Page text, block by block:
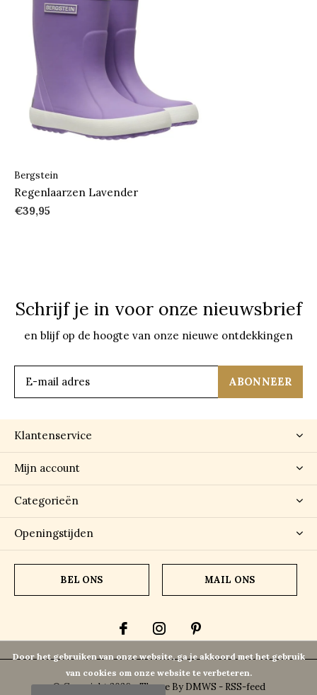
Bergstein
Regenlaarzen Lavender
€39,95
Schrijf je in voor onze nieuwsbrief
en blijf op de hoogte van onze nieuwe ontdekkingen
ABONNEER
Klantenservice
Mijn account
Categorieën
Openingstijden
BEL ONS MAIL ONS
© Copyright2026- Theme By DMWS - RSS-feed
Door het gebruiken van onze website, ga je akkoord met het gebruik
van cookies om onze website te verbeteren.